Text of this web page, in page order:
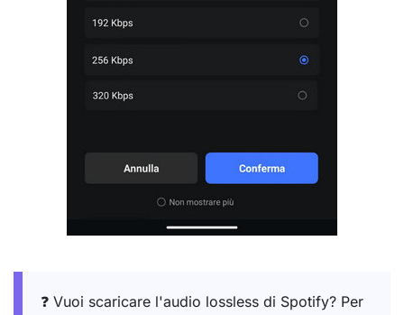
❓ Vuoi scaricare l'audio lossless di Spotify? Per